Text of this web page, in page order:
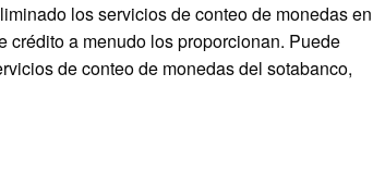
los servicios de conteo de monedas en
crédito a menudo los proporcionan. Puede
de conteo de monedas del sotabanco,